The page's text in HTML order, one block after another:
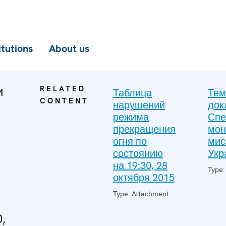
About us
RELATED
CONTENT
Таблица
нарушений
режима
прекращения
огня по
состоянию
на 19:30, 28
октября 2015
Type: Attachment